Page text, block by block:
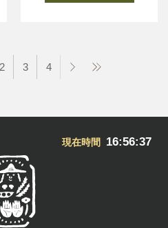
2 3 4
現在時間 16:56:38